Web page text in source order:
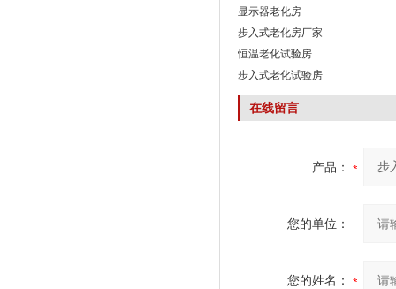
显示器老化房
步入式老化房厂家
恒温老化试验房
步入式老化试验房
在线留言
产品：
您的单位：
您的姓名：